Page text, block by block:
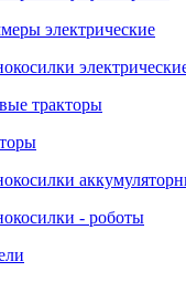
электрические
тракторы
- роботы